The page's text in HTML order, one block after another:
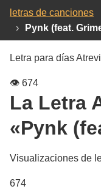
letras de canciones
›
Pynk (feat.
Letra para días
👁️ 674
La Letra
«Pynk
Visualizaciones de
674